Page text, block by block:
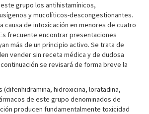
grupo los antihistamínicos,
y mucolíticos-descongestionantes.
causa de intoxicación en menores de cuatro
frecuente encontrar presentaciones
más de un principio activo. Se trata de
vender sin receta médica y de dudosa
se revisará de forma breve la
(difenhidramina, hidroxicina, loratadina,
de este grupo denominados de
producen fundamentalmente toxicidad